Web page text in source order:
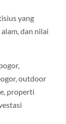
yang
dan nilai
outdoor
properti